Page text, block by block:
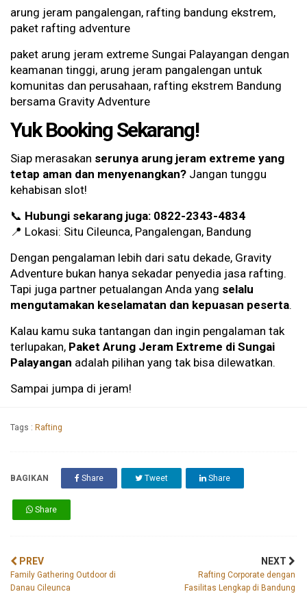
arung jeram pangalengan, rafting bandung ekstrem,
paket rafting adventure
paket arung jeram extreme Sungai Palayangan dengan
keamanan tinggi, arung jeram pangalengan untuk
komunitas dan perusahaan, rafting ekstrem Bandung
bersama Gravity Adventure
Yuk Booking Sekarang!
Siap merasakan serunya arung jeram extreme yang
tetap aman dan menyenangkan? Jangan tunggu
kehabisan slot!
📞 Hubungi sekarang juga: 0822-2343-4834
📍 Lokasi: Situ Cileunca, Pangalengan, Bandung
Dengan pengalaman lebih dari satu dekade, Gravity
Adventure bukan hanya sekadar penyedia jasa rafting.
Tapi juga partner petualangan Anda yang selalu
mengutamakan keselamatan dan kepuasan peserta.
Kalau kamu suka tantangan dan ingin pengalaman tak
terlupakan, Paket Arung Jeram Extreme di Sungai
Palayangan adalah pilihan yang tak bisa dilewatkan.
Sampai jumpa di jeram!
Tags : Rafting
BAGIKAN Share Tweet Share
Share
PREV
Family Gathering Outdoor di
Danau Cileunca
NEXT
Rafting Corporate dengan
Fasilitas Lengkap di Bandung